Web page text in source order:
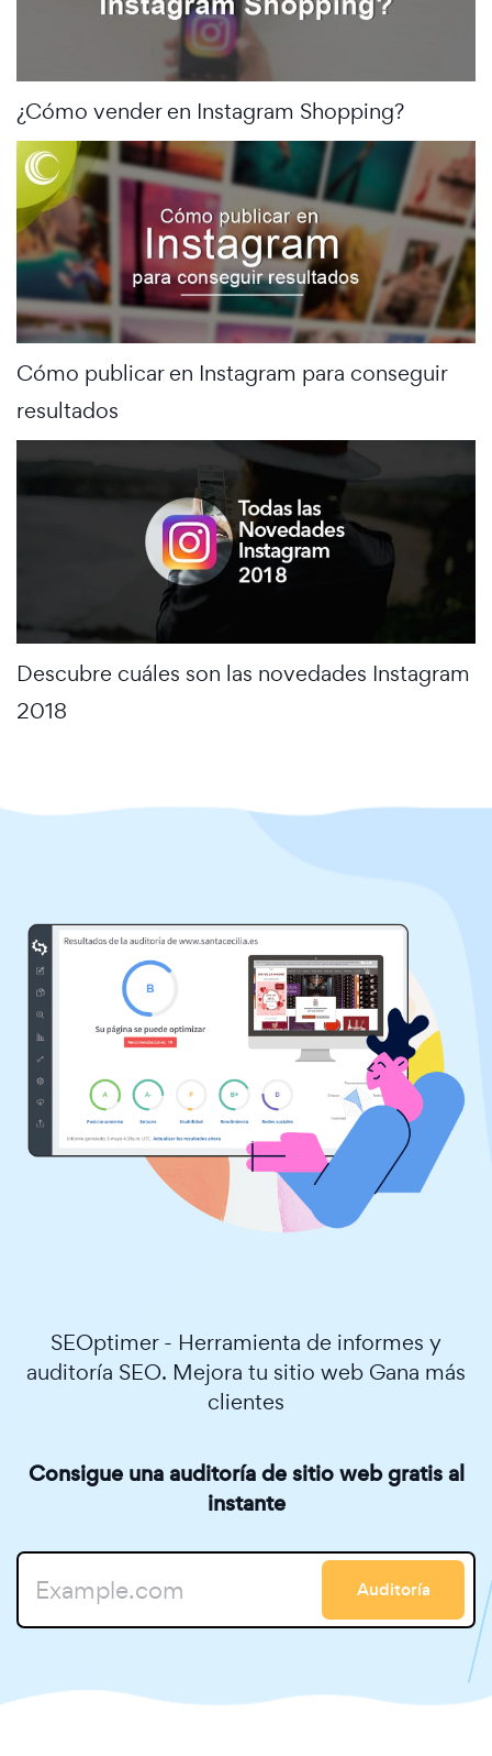
¿Cómo vender en Instagram Shopping?
Cómo publicar en Instagram para conseguir
resultados
Descubre cuáles son las novedades Instagram
2018
SEOptimer - Herramienta de informes y
auditoría SEO. Mejora tu sitio web Gana más
clientes
Consigue una auditoría de sitio web gratis al
instante
Auditoría